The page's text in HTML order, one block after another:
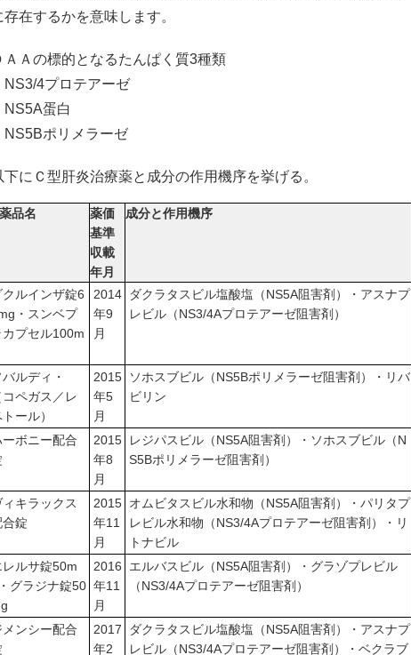
存在するかを意味します。
ＡＡの標的となるたんぱく質3種類
NS3/4プロテアーゼ
NS5A蛋白
NS5Bポリメラーゼ
下にＣ型肝炎治療薬と成分の作用機序を挙げる。
品名
薬価
基準
収載
年月
成分と作用機序
クルインザ錠6
・スンベプ
カプセル100m
2014
年9
月
ダクラタスビル塩酸塩（NS5A阻害剤）・アスナプ
レビル（NS3/4Aプロテアーゼ阻害剤）
ルディ・
コペガス／レ
ール）
2015
年5
月
ソホスブビル（NS5Bポリメラーゼ阻害剤）・リバ
ビリン
ーボニー配合
2015
年8
月
レジパスビル（NS5A阻害剤）・ソホスブビル（N
S5Bポリメラーゼ阻害剤）
ィキラックス
合錠
2015
年11
月
オムビタスビル水和物（NS5A阻害剤）・パリタプ
レビル水和物（NS3/4Aプロテアーゼ阻害剤）・リ
トナビル
レルサ錠50m
グラジナ錠50
2016
年11
月
エルバスビル（NS5A阻害剤）・グラゾプレビル
（NS3/4Aプロテアーゼ阻害剤）
メンシー配合
2017
年2
ダクラタスビル塩酸塩（NS5A阻害剤）・アスナプ
レビル（NS3/4Aプロテアーゼ阻害剤）・ベクラブ